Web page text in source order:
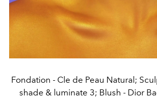
Fondation - Cle de Peau Natural;
shade & luminate 3; Blush - Dior